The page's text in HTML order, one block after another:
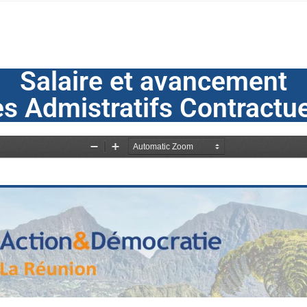
Salaire et avancement
Admistratifs